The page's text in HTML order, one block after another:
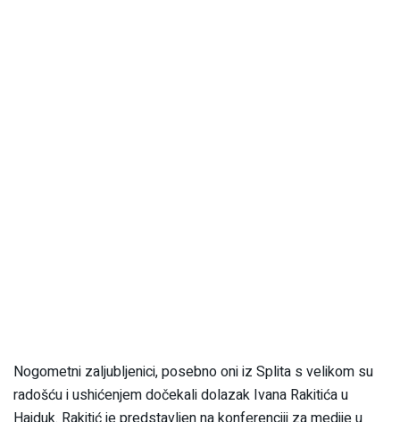
Nogometni zaljubljenici, posebno oni iz Splita s velikom su
radošću i ushićenjem dočekali dolazak Ivana Rakitića u